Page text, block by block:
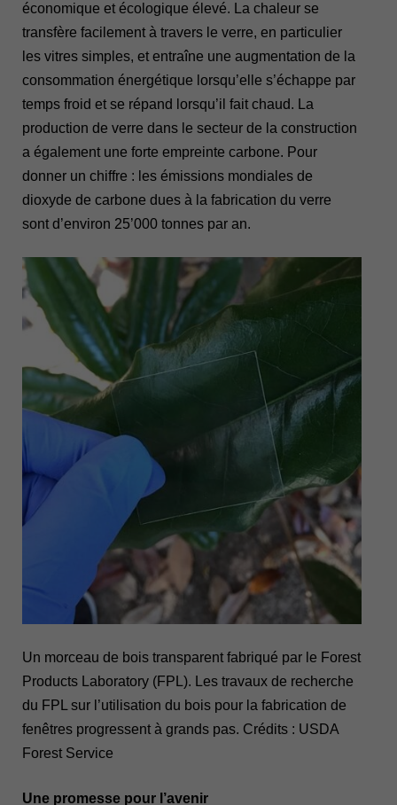
économique et écologique élevé. La chaleur se
transfère facilement à travers le verre, en particulier
les vitres simples, et entraîne une augmentation de la
consommation énergétique lorsqu’elle s’échappe par
temps froid et se répand lorsqu’il fait chaud. La
production de verre dans le secteur de la construction
a également une forte empreinte carbone. Pour
donner un chiffre : les émissions mondiales de
dioxyde de carbone dues à la fabrication du verre
sont d’environ 25’000 tonnes par an.
Un morceau de bois transparent fabriqué par le Forest
Products Laboratory (FPL). Les travaux de recherche
du FPL sur l’utilisation du bois pour la fabrication de
fenêtres progressent à grands pas. Crédits : USDA
Forest Service
Une promesse pour l’avenir